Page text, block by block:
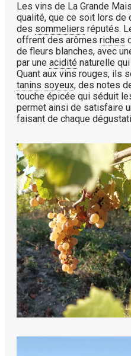
Les vins de La Grande
qualité, que ce soit lors de
des sommeliers réputés.
offrent des arômes riches
de fleurs blanches, avec
par une acidité naturelle
Quant aux vins rouges, ils
tanins soyeux, des notes
touche épicée qui séduit
permet ainsi de satisfaire
faisant de chaque